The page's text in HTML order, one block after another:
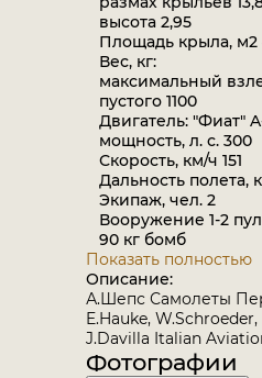
высота 2,95
Площадь крыла, м2
Вес, кг:
максимальный
пустого 1100
Двигатель: "Фиат"
мощность, л. с. 300
Скорость, км/ч 151
Дальность полета,
Экипаж, чел. 2
Вооружение 1-2
90 кг бомб
Показать полностью
Описание:
А.Шепс Самолеты
E.Hauke,
J.Davilla Italian
Фотографии